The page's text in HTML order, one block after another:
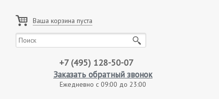
Ваша корзина пуста
+7 (495) 128-50-07
Заказать обратный звонок
Ежедневно с 09:00 до 23:00